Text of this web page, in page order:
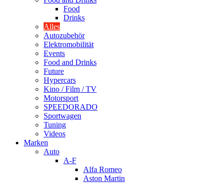
Food
Drinks
Alles
Autozubehör
Elektromobilität
Events
Food and Drinks
Future
Hypercars
Kino / Film / TV
Motorsport
SPEEDORADO
Sportwagen
Tuning
Videos
Marken
Auto
A-F
Alfa Romeo
Aston Martin